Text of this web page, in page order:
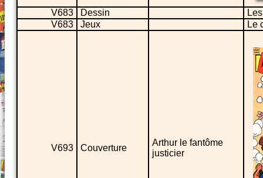
V683 Dessin
V683
Jeux Le
V693 Couverture
Arthur le fantôme
justicier